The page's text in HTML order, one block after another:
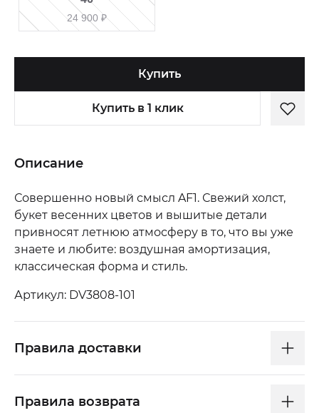
24 900 ₽
Купить
Купить в 1 клик
Описание
Совершенно новый смысл AF1. Свежий холст,
букет весенних цветов и вышитые детали
привносят летнюю атмосферу в то, что вы уже
знаете и любите: воздушная амортизация,
классическая форма и стиль.
Артикул: DV3808-101
Правила доставки
Правила возврата